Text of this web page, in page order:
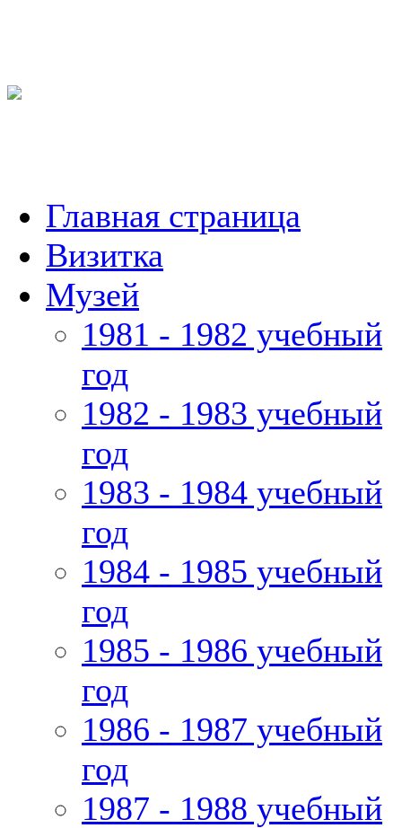
Главная страница
Визитка
Музей
1981 - 1982 учебный
год
1982 - 1983 учебный
год
1983 - 1984 учебный
год
1984 - 1985 учебный
год
1985 - 1986 учебный
год
1986 - 1987 учебный
год
1987 - 1988 учебный